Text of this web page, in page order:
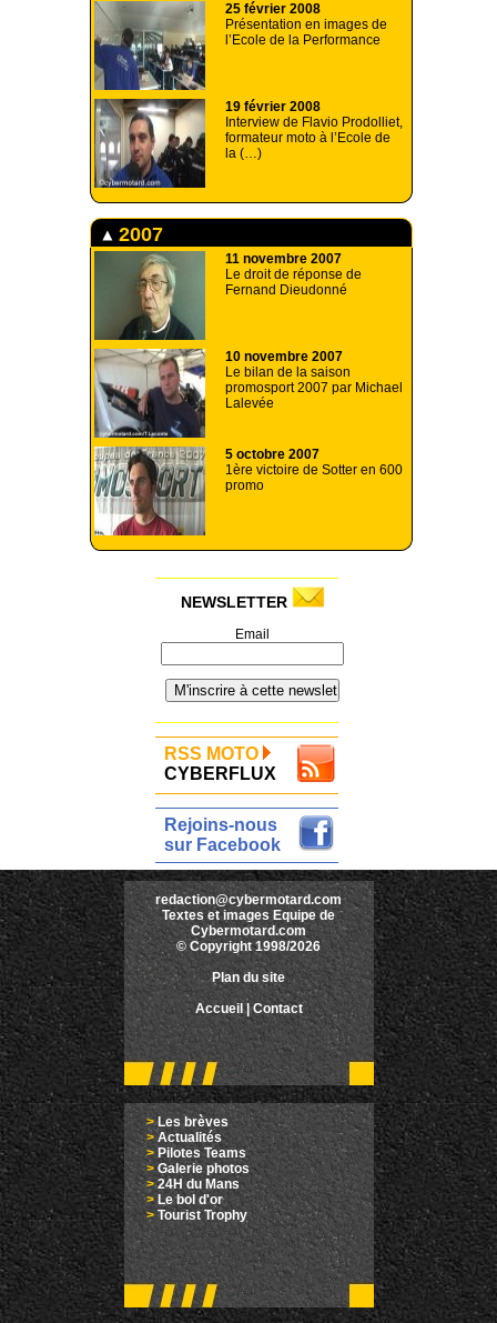
25 février 2008
Présentation en images de
l’Ecole de la Performance
19 février 2008
Interview de Flavio Prodolliet,
formateur moto à l’Ecole de
la (…)
2007
11 novembre 2007
Le droit de réponse de
Fernand Dieudonné
10 novembre 2007
Le bilan de la saison
promosport 2007 par Michael
Lalevée
5 octobre 2007
1ère victoire de Sotter en 600
promo
NEWSLETTER
Email
RSS MOTO
CYBERFLUX
Rejoins-nous
sur Facebook
redaction@cybermotard.com
Textes et images Equipe de
Cybermotard.com
© Copyright 1998/2026
Plan du site
Accueil |Contact
>Les brèves
> Actualités
> Pilotes Teams
>Galerie photos
>24H du Mans
>Le bol d'or
> Tourist Trophy